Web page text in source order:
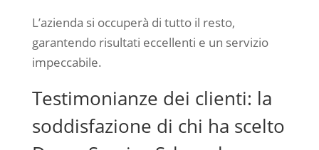
L’azienda si occuperà di tutto il resto,
garantendo risultati eccellenti e un servizio
impeccabile.
Testimonianze dei clienti: la
soddisfazione di chi ha scelto